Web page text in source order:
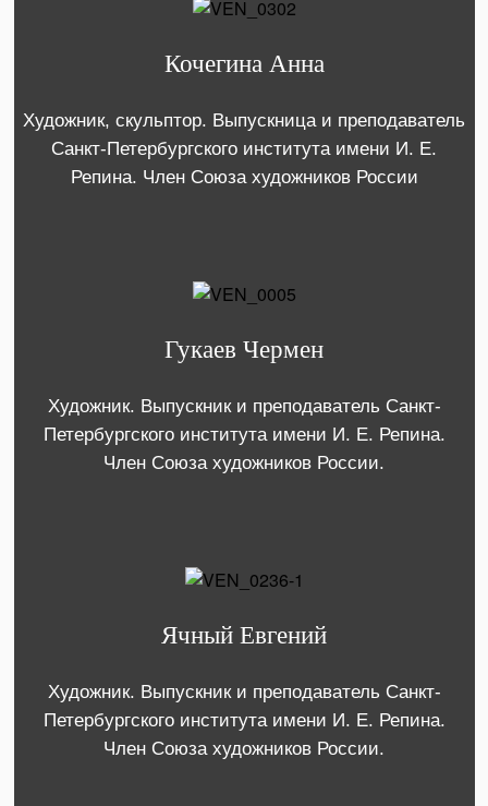
Кочегина Анна
Художник, скульптор. Выпускница и преподаватель
Санкт-Петербургского института имени И. Е.
Репина. Член Союза художников России
Гукаев Чермен
Художник. Выпускник и преподаватель Санкт-
Петербургского института имени И. Е. Репина.
Член Союза художников России.
Ячный Евгений
Художник. Выпускник и преподаватель Санкт-
Петербургского института имени И. Е. Репина.
Член Союза художников России.